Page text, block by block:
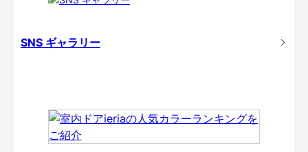
SNS ギャラリー